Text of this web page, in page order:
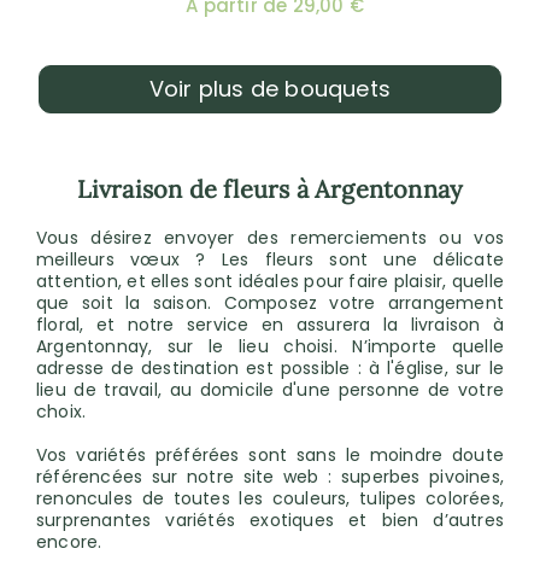
A partir de 29,00 €
Voir plus de bouquets
Livraison de fleurs à Argentonnay
Vous désirez envoyer des remerciements ou vos
meilleurs vœux ? Les fleurs sont une délicate
attention, et elles sont idéales pour faire plaisir, quelle
que soit la saison. Composez votre arrangement
floral, et notre service en assurera la livraison à
Argentonnay, sur le lieu choisi. N’importe quelle
adresse de destination est possible : à l'église, sur le
lieu de travail, au domicile d'une personne de votre
choix.
Vos variétés préférées sont sans le moindre doute
référencées sur notre site web : superbes pivoines,
renoncules de toutes les couleurs, tulipes colorées,
surprenantes variétés exotiques et bien d’autres
encore.